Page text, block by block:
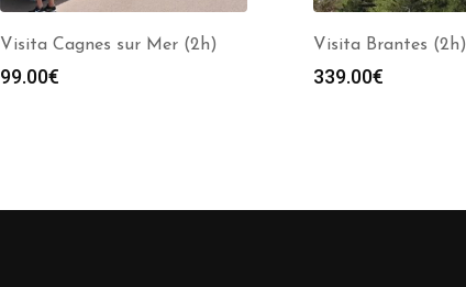
Visita Cagnes sur Mer (2h)
99.00€
Visita Brantes (2h)
339.00€